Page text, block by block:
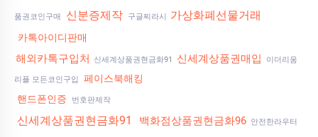
품권코인구매 신분증제작 구글찌라시 가상화폐선물거래
카톡아이디판매
해외카톡구입처 신세계상품권현금화91 신세계상품권매입 이더리움
리플 모든코인구입
페이스북해킹
핸드폰인증
번호판제작
신세계상품권현금화91 백화점상품권현금화96 안전한라우터